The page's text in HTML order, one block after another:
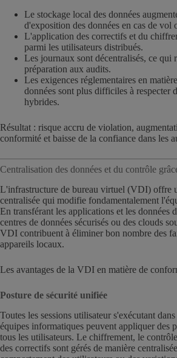
Le stockage local des données
d'exposition des données en cas de vol
L'application des correctifs et du
parmi les utilisateurs distribués.
Les journaux sont décentralisés, ce qui
préparation aux audits.
Les exigences réglementaires en
données sont plus difficiles à respecter
hybrides.
Résultat : risque accru de violation,
conformité et baisse de la confiance dans les
Centralisation des données et du contrôle
L'infrastructure de bureau virtuel (VDI) offre
centralisée qui modifie fondamentalement
En transférant les applications et les données
centres de données sécurisés ou des clouds
VDI contribuent à éliminer bon nombre des
appareils locaux.
Les avantages de la VDI en matière de
Posture de sécurité unifiée
Toutes les sessions utilisateur s'exécutant
équipes informatiques peuvent appliquer des
tous les utilisateurs. Le chiffrement, le
des correctifs sont gérés de manière